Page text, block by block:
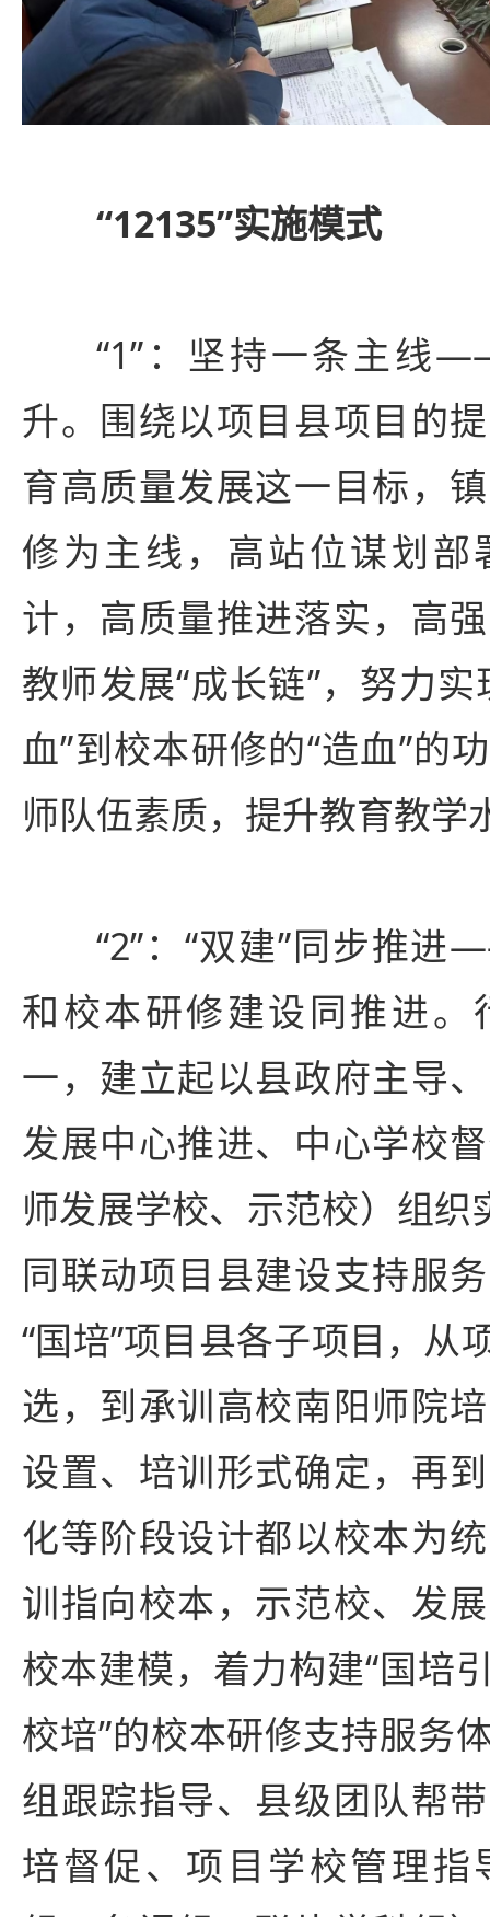
“12135”实施模式
“1”：坚持一条主线
升。围绕以项目县项目的
育高质量发展这一目标，
修为主线，高站位谋划部
计，高质量推进落实，高
教师发展“成长链”，努力
血”到校本研修的“造血”的
师队伍素质，提升教育教学
“2”：“双建”同步推
和校本研修建设同推进。
一，建立起以县政府主导
发展中心推进、中心学校
师发展学校、示范校）组织
同联动项目县建设支持服
“国培”项目县各子项目，从
选，到承训高校南阳师院
设置、培训形式确定，再
化等阶段设计都以校本为
训指向校本，示范校、发
校本建模，着力构建“国培
校培”的校本研修支持服务
组跟踪指导、县级团队帮
培督促、项目学校管理指